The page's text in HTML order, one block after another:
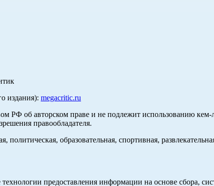
издания): megacritic.ru
РФ об авторском праве и не подлежит использованию
правообладателя.
образовательная, спортивная,
предоставления информации на основе сбора,